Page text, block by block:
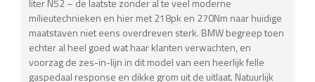
milieutechnieken en hier met 218pk en 270Nm naar huidige
maatstaven niet eens overdreven sterk. BMW begreep toen
echter al heel goed wat haar klanten verwachten, en
voorzag de zes-in-lijn in dit model van een heerlijk felle
gaspedaal response en dikke grom uit de uitlaat. Natuurlijk